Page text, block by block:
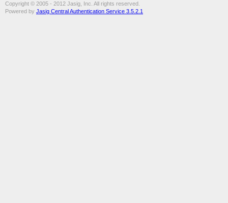
Copyright © 2005 - 2012 Jasig, Inc. All rights reserved.
Powered by Jasig Central Authentication Service 3.5.2.1